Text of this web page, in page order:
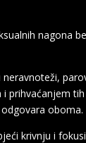
nagona
neravnoteži,
prihvaćanjem
oboma.
krivnju i